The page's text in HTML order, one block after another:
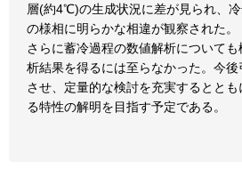
層(約4℃)の生成状況に差が見られ、
の様相に明らかな相違が観察された。
さらに蓄冷過程の数値解析について
析結果を得るには至らなかった。今
させ、定量的な検討を充実するとと
る特性の解明を目指す予定である。